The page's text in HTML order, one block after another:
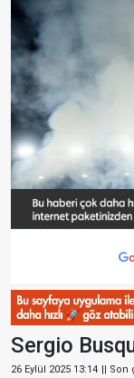
Sergio
26 Eylül 2025 13:14 ||